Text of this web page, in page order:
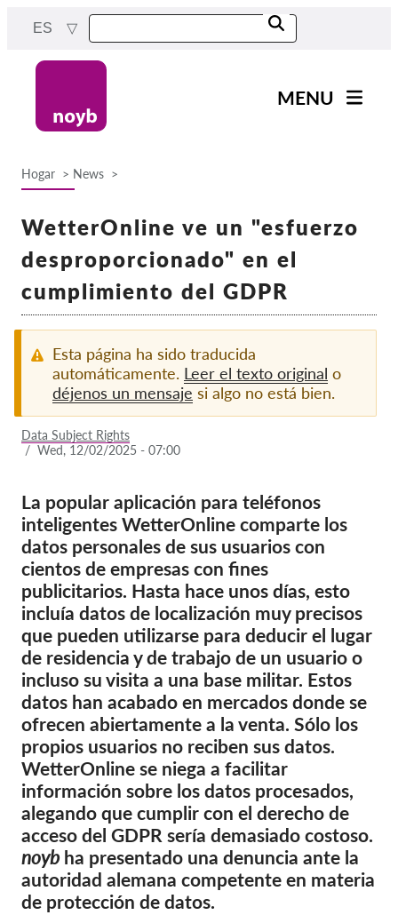
content
ES
MENU
Exercise your rights!
¡Apoyanos!
Patrocinio
Tax deductability
Inciar sesión de miembro
Sobre nosotros
Equipo
Informes anuales
Preguntas frecuentes
Empleos
Recursos colectivos
OnionShare
Medios de comunicación
Contacto
GDPRhub
Hogar News
WetterOnline ve un "esfuerzo
desproporcionado" en el
cumplimiento del GDPR
Esta página ha sido traducida
automáticamente. Leer el texto original o
déjenos un mensaje si algo no está bien.
Data Subject Rights
/ Wed, 12/02/2025 - 07:00
La popular aplicación para teléfonos
inteligentes WetterOnline comparte los
datos personales de sus usuarios con
cientos de empresas con fines
publicitarios. Hasta hace unos días, esto
incluía datos de localización muy precisos
que pueden utilizarse para deducir el lugar
de residencia y de trabajo de un usuario o
incluso su visita a una base militar. Estos
datos han acabado en mercados donde se
ofrecen abiertamente a la venta. Sólo los
propios usuarios no reciben sus datos.
WetterOnline se niega a facilitar
información sobre los datos procesados,
alegando que cumplir con el derecho de
acceso del GDPR sería demasiado costoso.
noyb ha presentado una denuncia ante la
autoridad alemana competente en materia
de protección de datos.